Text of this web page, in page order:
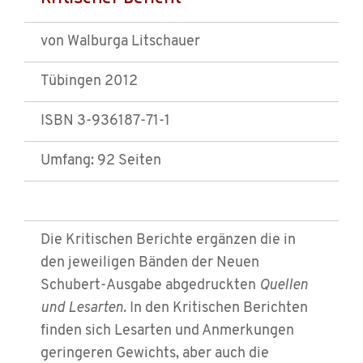
von Walburga Litschauer
Tübingen 2012
ISBN 3-936187-71-1
Umfang: 92 Seiten
Die Kritischen Berichte ergänzen die in
den jeweiligen Bänden der Neuen
Schubert-Ausgabe abgedruckten Quellen
und Lesarten. In den Kritischen Berichten
finden sich Lesarten und Anmerkungen
geringeren Gewichts, aber auch die